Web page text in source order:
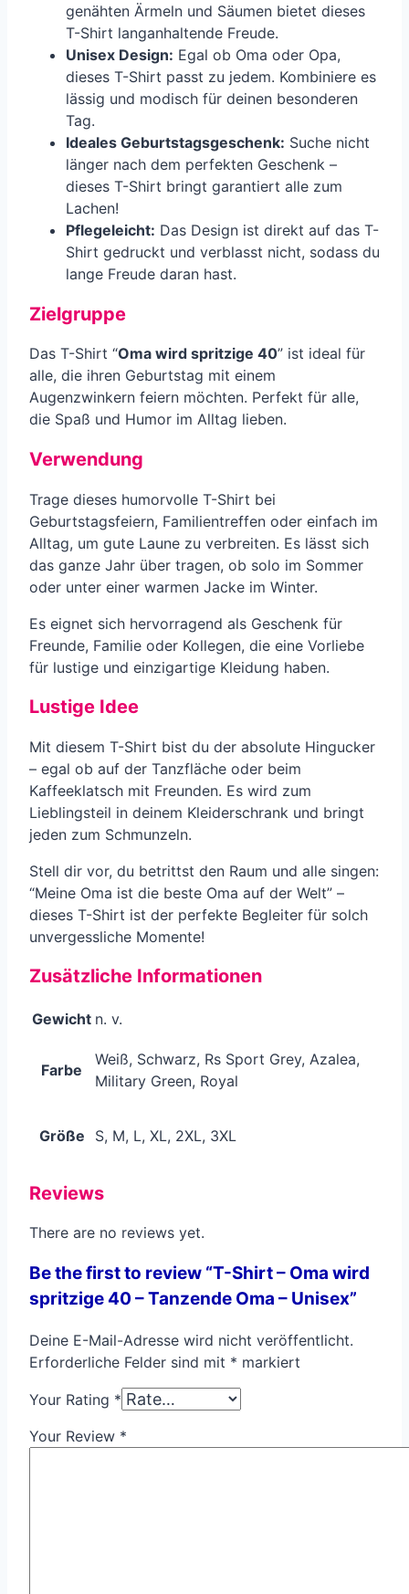
genähten Ärmeln und Säumen bietet dieses
T-Shirt langanhaltende Freude.
Unisex Design: Egal ob Oma oder Opa,
dieses T-Shirt passt zu jedem. Kombiniere es
lässig und modisch für deinen besonderen
Tag.
Ideales Geburtstagsgeschenk: Suche nicht
länger nach dem perfekten Geschenk –
dieses T-Shirt bringt garantiert alle zum
Lachen!
Pflegeleicht: Das Design ist direkt auf das T-
Shirt gedruckt und verblasst nicht, sodass du
lange Freude daran hast.
Zielgruppe
Das T-Shirt “Oma wird spritzige 40” ist ideal für
alle, die ihren Geburtstag mit einem
Augenzwinkern feiern möchten. Perfekt für alle,
die Spaß und Humor im Alltag lieben.
Verwendung
Trage dieses humorvolle T-Shirt bei
Geburtstagsfeiern, Familientreffen oder einfach im
Alltag, um gute Laune zu verbreiten. Es lässt sich
das ganze Jahr über tragen, ob solo im Sommer
oder unter einer warmen Jacke im Winter.
Es eignet sich hervorragend als Geschenk für
Freunde, Familie oder Kollegen, die eine Vorliebe
für lustige und einzigartige Kleidung haben.
Lustige Idee
Mit diesem T-Shirt bist du der absolute Hingucker
– egal ob auf der Tanzfläche oder beim
Kaffeeklatsch mit Freunden. Es wird zum
Lieblingsteil in deinem Kleiderschrank und bringt
jeden zum Schmunzeln.
Stell dir vor, du betrittst den Raum und alle singen:
“Meine Oma ist die beste Oma auf der Welt” –
dieses T-Shirt ist der perfekte Begleiter für solch
unvergessliche Momente!
Zusätzliche Informationen
Gewicht n. v.
Farbe
Weiß, Schwarz, Rs Sport Grey, Azalea,
Military Green, Royal
Größe S, M, L, XL, 2XL, 3XL
Reviews
There are no reviews yet.
Be the first to review “T-Shirt – Oma wird
spritzige 40 – Tanzende Oma – Unisex”
Deine E-Mail-Adresse wird nicht veröffentlicht.
Erforderliche Felder sind mit * markiert
Your Rating *
Your Review *